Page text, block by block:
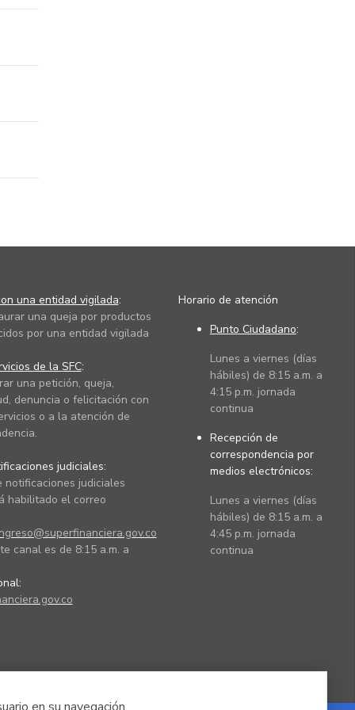
una entidad vigilada:
una queja por productos
por una entidad vigilada
de la SFC:
una petición, queja,
denuncia o felicitación con
o a la atención de
judiciales:
notificaciones judiciales
habilitado el correo
canal es de 8:15 a.m. a
Horario de atención
Punto Ciudadano:
Lunes a viernes (días
hábiles) de 8:15 a.m. a
4:15 p.m. jornada
continua
Recepción de
correspondencia por
medios electrónicos:
Lunes a viernes (días
hábiles) de 8:15 a.m. a
4:45 p.m. jornada
continua